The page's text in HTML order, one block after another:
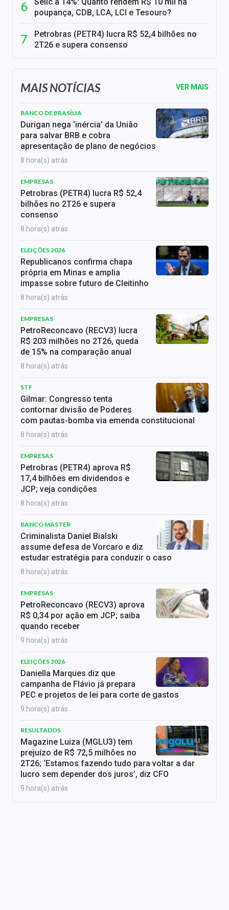
Selic a 14%: Quanto rendem R$ 10 mil na
poupança, CDB, LCA, LCI e Tesouro?
Petrobras (PETR4) lucra R$ 52,4 bilhões no
2T26 e supera consenso
MAIS NOTÍCIAS VER MAIS
BANCO DE BRASÍLIA
Durigan nega ‘inércia’ da União
para salvar BRB e cobra
apresentação de plano de negócios
8 hora(s) atrás
EMPRESAS
Petrobras (PETR4) lucra R$ 52,4
bilhões no 2T26 e supera
consenso
8 hora(s) atrás
ELEIÇÕES 2026
Republicanos confirma chapa
própria em Minas e amplia
impasse sobre futuro de Cleitinho
8 hora(s) atrás
EMPRESAS
PetroReconcavo (RECV3) lucra
R$ 203 milhões no 2T26, queda
de 15% na comparação anual
8 hora(s) atrás
STF
Gilmar: Congresso tenta
contornar divisão de Poderes
com pautas-bomba via emenda constitucional
8 hora(s) atrás
EMPRESAS
Petrobras (PETR4) aprova R$
17,4 bilhões em dividendos e
JCP; veja condições
8 hora(s) atrás
BANCO MASTER
Criminalista Daniel Bialski
assume defesa de Vorcaro e diz
estudar estratégia para conduzir o caso
8 hora(s) atrás
EMPRESAS
PetroReconcavo (RECV3) aprova
R$ 0,34 por ação em JCP; saiba
quando receber
9 hora(s) atrás
ELEIÇÕES 2026
Daniella Marques diz que
campanha de Flávio já prepara
PEC e projetos de lei para corte de gastos
9 hora(s) atrás
RESULTADOS
Magazine Luiza (MGLU3) tem
prejuízo de R$ 72,5 milhões no
2T26; ‘Estamos fazendo tudo para voltar a dar
lucro sem depender dos juros’, diz CFO
9 hora(s) atrás